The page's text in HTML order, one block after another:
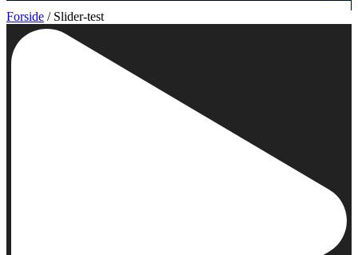
Forside / Slider-test